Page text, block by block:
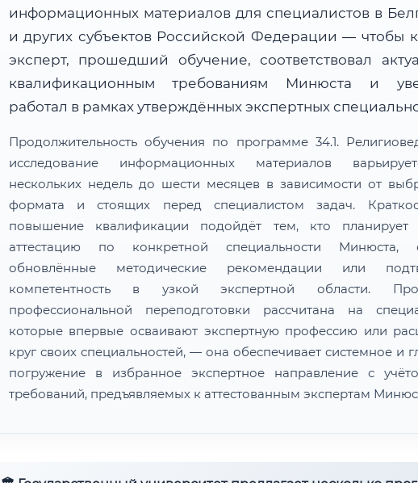
информационных материалов для специалистов в
и других субъектов Российской Федерации — чтобы
эксперт, прошедший обучение, соответствовал
квалификационным требованиям Минюста и
работал в рамках утверждённых экспертных
Продолжительность обучения по программе 34.1.
исследование информационных материалов
нескольких недель до шести месяцев в зависимости от
формата и стоящих перед специалистом задач.
повышение квалификации подойдёт тем, кто планирует
аттестацию по конкретной специальности Минюста,
обновлённые методические рекомендации или
компетентность в узкой экспертной области.
профессиональной переподготовки рассчитана на
которые впервые осваивают экспертную профессию или
круг своих специальностей, — она обеспечивает системное и
погружение в избранное экспертное направление с
требований, предъявляемых к аттестованным экспертам